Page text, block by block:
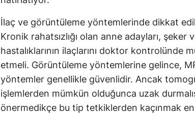
İlaç ve görüntüleme yöntemlerinde dikkat
Kronik rahatsızlığı olan anne adayları, şeker
hastalıklarının ilaçlarını doktor kontrolünde
etmeli. Görüntüleme yöntemlerine gelince,
yöntemler genellikle güvenlidir. Ancak
işlemlerden mümkün olduğunca uzak
önermedikçe bu tip tetkiklerden kaçınmak